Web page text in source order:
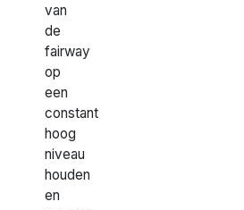
van
de
fairway
op
een
constant
hoog
niveau
houden
en